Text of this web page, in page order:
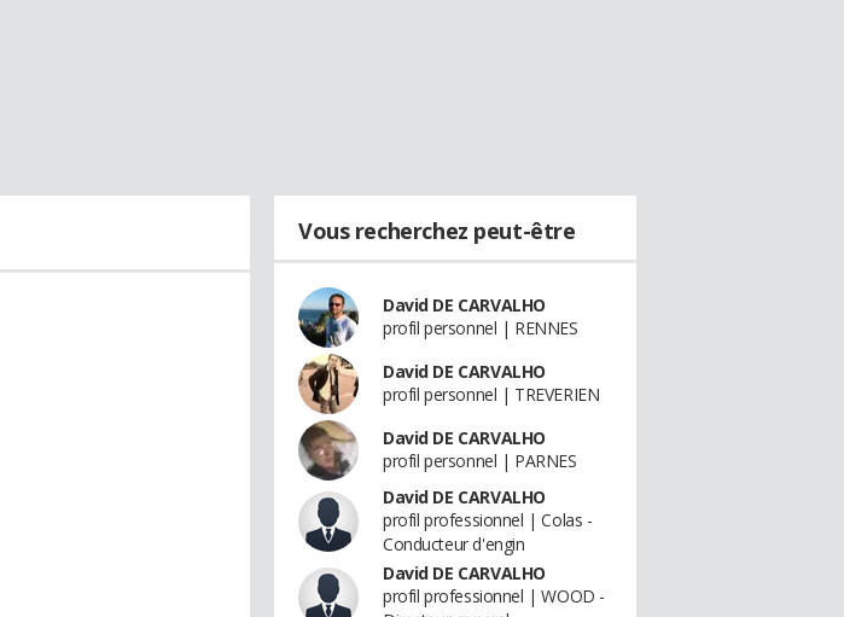
Vous recherchez peut-être
David DE CARVALHO
profil personnel | RENNES
David DE CARVALHO
profil personnel | TREVERIEN
David DE CARVALHO
profil personnel | PARNES
David DE CARVALHO
profil professionnel | Colas -
Conducteur d'engin
David DE CARVALHO
profil professionnel | WOOD -